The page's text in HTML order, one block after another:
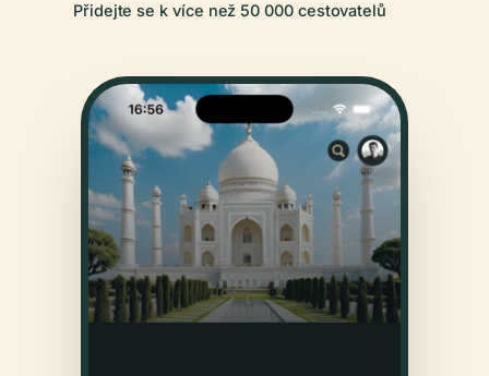
Přidejte se k více než 50 000 cestovatelů